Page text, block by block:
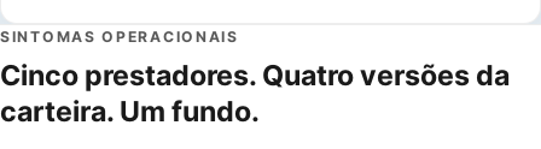
SINTOMAS OPERACIONAIS
Cinco prestadores. Quatro versões da
carteira. Um fundo.